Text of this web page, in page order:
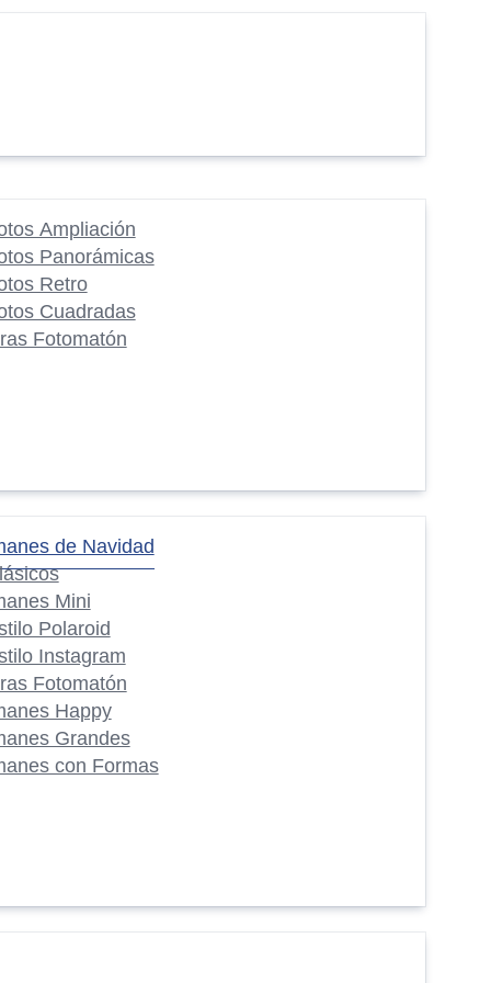
Ampliación
Panorámicas
Retro
Cuadradas
Fotomatón
de Navidad
Mini
Polaroid
Instagram
Fotomatón
Happy
Grandes
con Formas